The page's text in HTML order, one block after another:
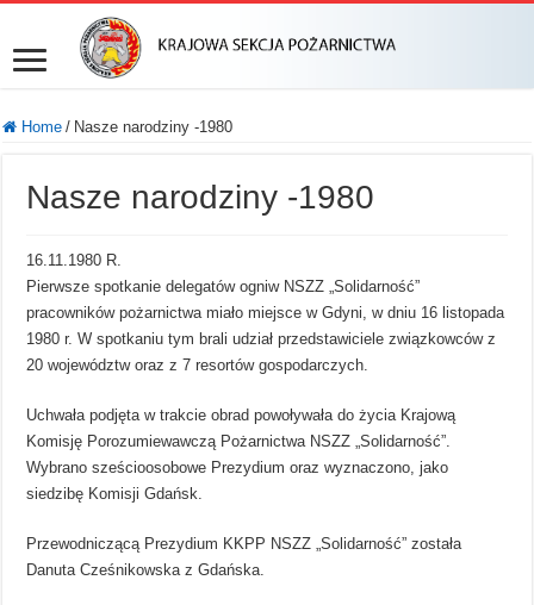
Home / Nasze narodziny -1980
Nasze narodziny -1980
16.11.1980 R.
Pierwsze spotkanie delegatów ogniw NSZZ „Solidarność”
pracowników pożarnictwa miało miejsce w Gdyni, w dniu 16 listopada
1980 r. W spotkaniu tym brali udział przedstawiciele związkowców z
20 województw oraz z 7 resortów gospodarczych.
Uchwała podjęta w trakcie obrad powoływała do życia Krajową
Komisję Porozumiewawczą Pożarnictwa NSZZ „Solidarność”.
Wybrano sześcioosobowe Prezydium oraz wyznaczono, jako
siedzibę Komisji Gdańsk.
Przewodniczącą Prezydium KKPP NSZZ „Solidarność” została
Danuta Cześnikowska z Gdańska.